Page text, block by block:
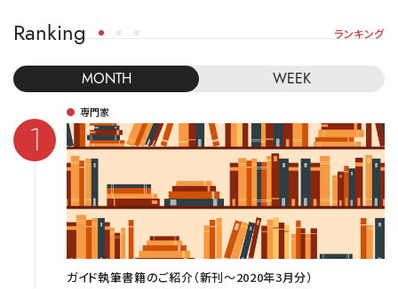
Ranking ランキング
MONTH WEEK
専門家
ガイド執筆書籍のご紹介（新刊～2020年3月分）